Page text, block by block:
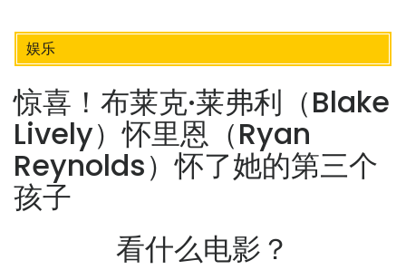
娱乐
惊喜！布莱克·莱弗利（Blake
Lively）怀里恩（Ryan
Reynolds）怀了她的第三个
孩子
看什么电影？